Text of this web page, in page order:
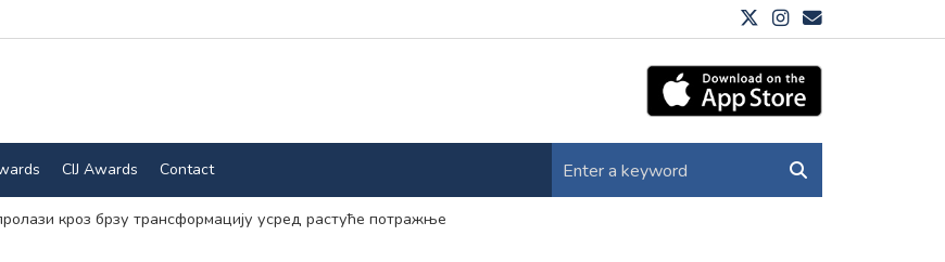
CIJ Awards Contact
кроз брзу трансформацију усред растуће потражње